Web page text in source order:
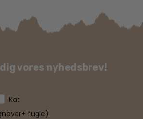
vores nyhedsbrev!
Kat
fugle)